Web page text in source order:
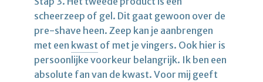
scheerzeep of gel. Dit gaat gewoon over de
pre-shave heen. Zeep kan je aanbrengen
met een kwast of met je vingers. Ook hier is
persoonlijke voorkeur belangrijk. Ik ben een
absolute fan van de kwast. Voor mij geeft